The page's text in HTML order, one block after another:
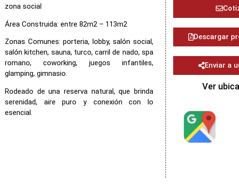
zona social
Área Construida: entre 82m2 – 113m2
Zonas Comunes: porteria, lobby, salón social,
salón kitchen, sauna, turco, carril de nado, spa
romano, coworking, juegos infantiles,
glamping, gimnasio.
Rodeado de una reserva natural, que brinda
serenidad, aire puro y conexión con lo
esencial.
Descargar
Enviar a
Ver